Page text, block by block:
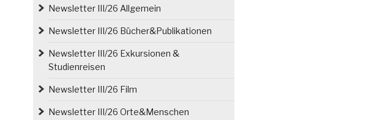
Newsletter III/26 Allgemein
Newsletter III/26 Bücher&Publikationen
Newsletter III/26 Exkursionen &
Studienreisen
Newsletter III/26 Film
Newsletter III/26 Orte&Menschen